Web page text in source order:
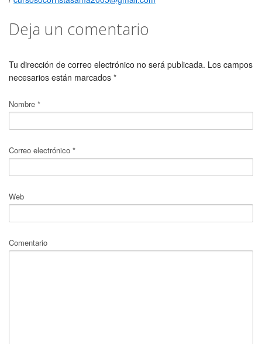
Deja un comentario
Tu dirección de correo electrónico no será publicada. Los campos
necesarios están marcados *
Nombre *
Correo electrónico *
Web
Comentario